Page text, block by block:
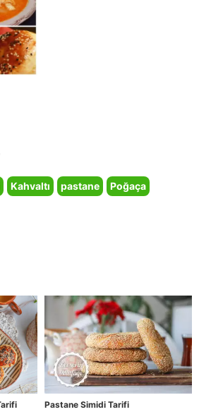
Kahvaltı pastane
Poğaça
Pastane Simidi Tarifi